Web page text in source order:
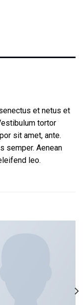
et netus et
tortor
sit amet, ante.
semper. Aenean
leo.